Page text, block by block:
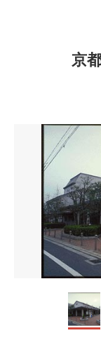
京